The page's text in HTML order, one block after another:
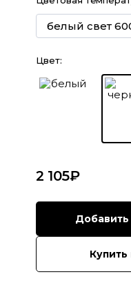
белый свет
Цвет:
2 105₽
Добавить
Купить